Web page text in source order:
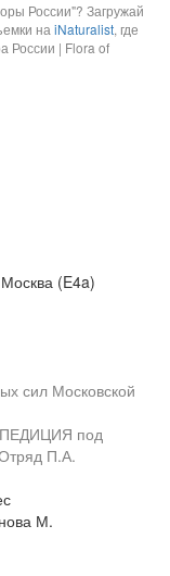
России"? Загружай
наiNaturalist, где
России | Flora of
(E4a)
сил Московской
под
П.А.
М.